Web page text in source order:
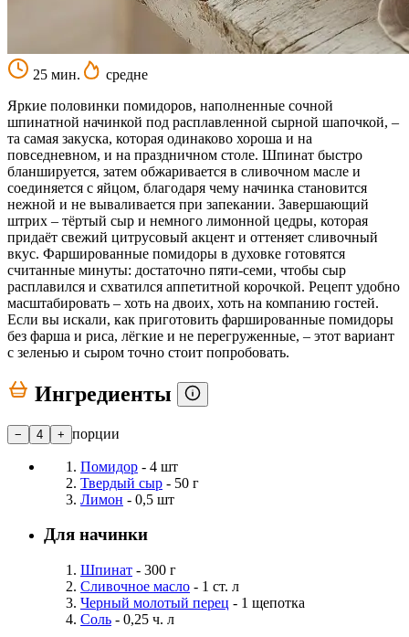
25 мин.
средне
Яркие половинки помидоров, наполненные сочной
шпинатной начинкой под расплавленной сырной шапочкой, –
та самая закуска, которая одинаково хороша и на
повседневном, и на праздничном столе. Шпинат быстро
бланшируется, затем обжаривается в сливочном масле и
соединяется с яйцом, благодаря чему начинка становится
нежной и не вываливается при запекании. Завершающий
штрих – тёртый сыр и немного лимонной цедры, которая
придаёт свежий цитрусовый акцент и оттеняет сливочный
вкус. Фаршированные помидоры в духовке готовятся
считанные минуты: достаточно пяти-семи, чтобы сыр
расплавился и схватился аппетитной корочкой. Рецепт удобно
масштабировать – хоть на двоих, хоть на компанию гостей.
Если вы искали, как приготовить фаршированные помидоры
без фарша и риса, лёгкие и не перегруженные, – этот вариант
с зеленью и сыром точно стоит попробовать.
Ингредиенты
− 4 + порции
Помидор - 4 шт
Твердый сыр - 50 г
Лимон - 0,5 шт
Для начинки
Шпинат - 300 г
Сливочное масло - 1 ст. л
Черный молотый перец - 1 щепотка
Соль - 0,25 ч. л